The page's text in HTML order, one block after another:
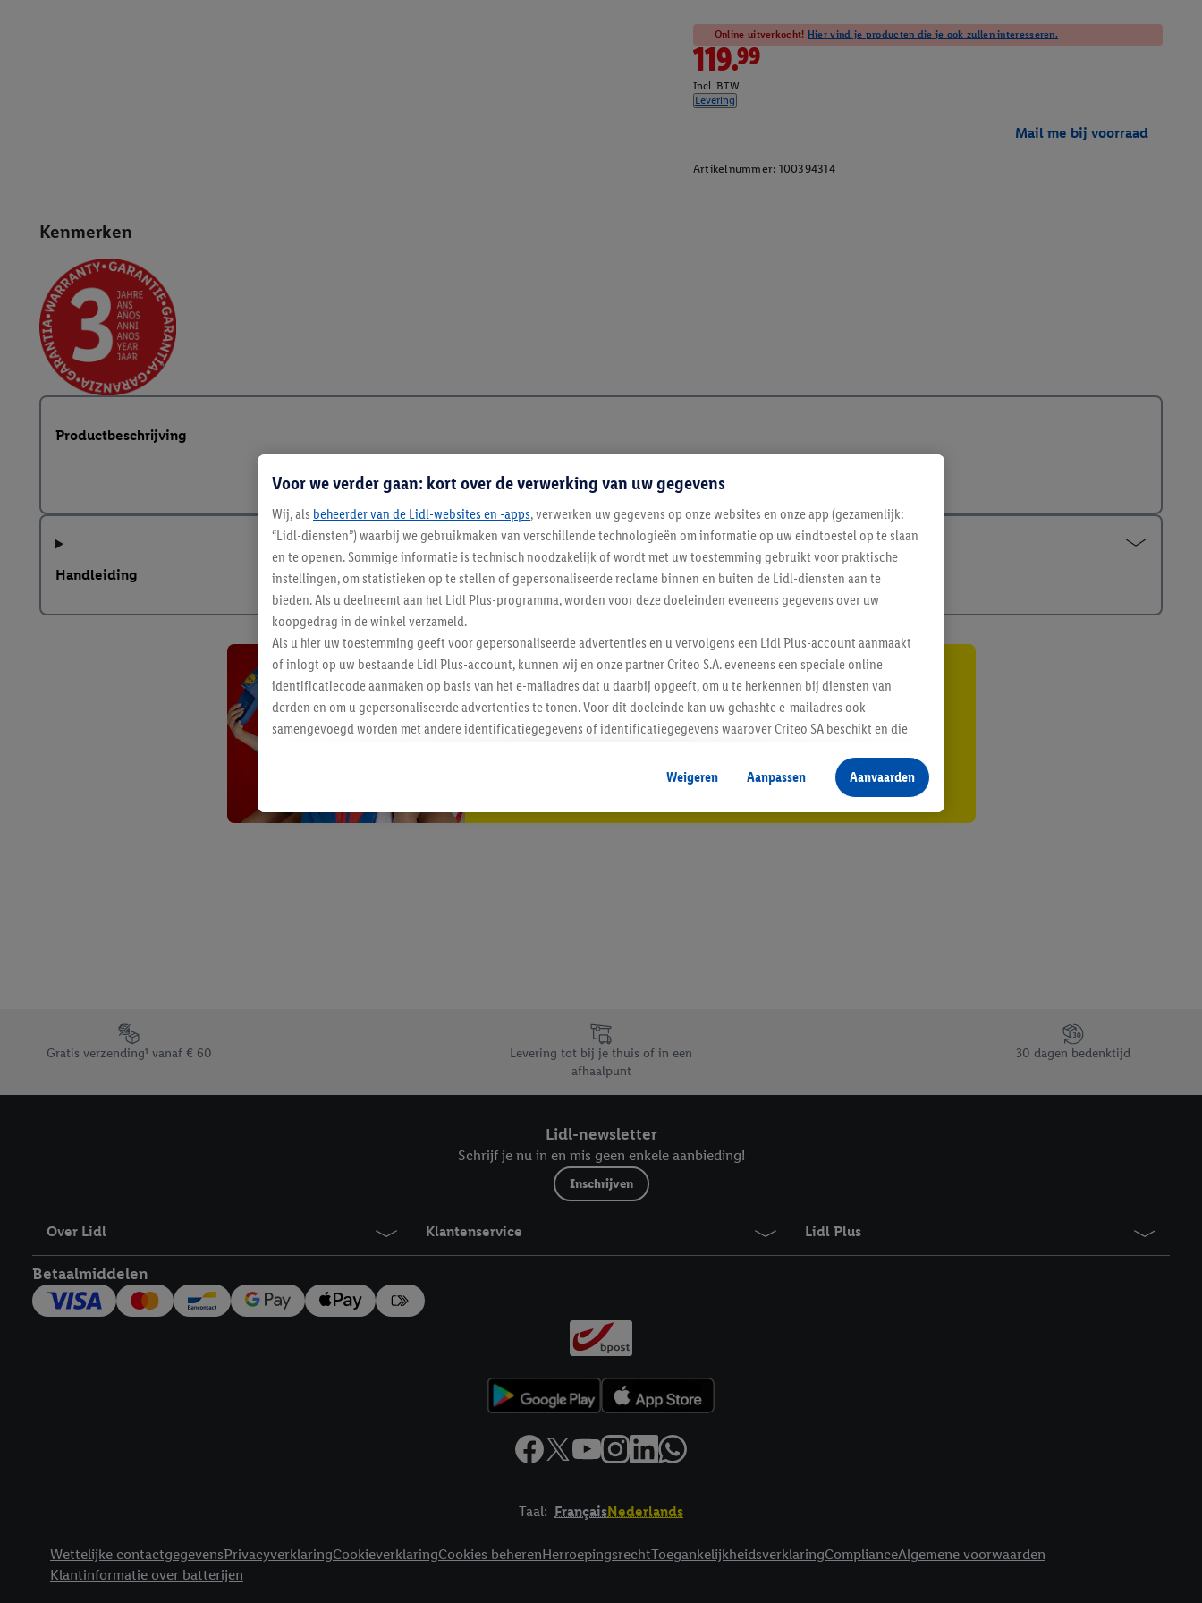
Kenmerken
Online uitverkocht! Hier vind je producten die je ook zullen interesseren.
119.99
Incl. BTW.
Levering
Mail me bij voorraad
Artikelnummer: 100394314
Productbeschrijving
Handleiding
Blijf op de hoogte
Schrijf je in op de newsletter
Inschrijven
Footerelement met de verschillende USPs van Lidl.be
Gratis verzending¹ vanaf € 60
Levering tot bij je thuis of in een
afhaalpunt
30 dagen bedenktijd
Lidl-newsletter
Schrijf je nu in en mis geen enkele aanbieding!
Inschrijven
Over Lidl Klantenservice Lidl Plus
Betaalmiddelen
Taal: FrançaisNederlands
Wettelijke contactgegevensPrivacyverklaringCookieverklaringCookies beherenHerroepingsrechtToegankelijkheidsverklaringComplianceAlgemene voorwaarden
Klantinformatie over batterijen
Voor we verder gaan: kort over de verwerking van uw gegevens
Wij, als beheerder van de Lidl-websites en -apps, verwerken uw gegevens op onze websites en onze app (gezamenlijk:
“Lidl-diensten”) waarbij we gebruikmaken van verschillende technologieën om informatie op uw eindtoestel op te slaan
en te openen. Sommige informatie is technisch noodzakelijk of wordt met uw toestemming gebruikt voor praktische
instellingen, om statistieken op te stellen of gepersonaliseerde reclame binnen en buiten de Lidl-diensten aan te
bieden. Als u deelneemt aan het Lidl Plus-programma, worden voor deze doeleinden eveneens gegevens over uw
koopgedrag in de winkel verzameld.
Als u hier uw toestemming geeft voor gepersonaliseerde advertenties en u vervolgens een Lidl Plus-account aanmaakt
of inlogt op uw bestaande Lidl Plus-account, kunnen wij en onze partner Criteo S.A. eveneens een speciale online
identificatiecode aanmaken op basis van het e-mailadres dat u daarbij opgeeft, om u te herkennen bij diensten van
derden en om u gepersonaliseerde advertenties te tonen. Voor dit doeleinde kan uw gehashte e-mailadres ook
samengevoegd worden met andere identificatiegegevens of identificatiegegevens waarover Criteo SA beschikt en die
Als u hiermee akkoord gaat, kunnen advertenties in het kader van retargeting, d.w.z. advertenties voor producten waarin
u interesse hebt getoond (bijvoorbeeld door het product in de webshop aan uw winkelmandje toe te voegen, maar het
niet te kopen), ook op verschillende apparaten en verschillende Lidl-diensten worden weergegeven als er met behulp
Weigeren Aanpassen Aanvaarden